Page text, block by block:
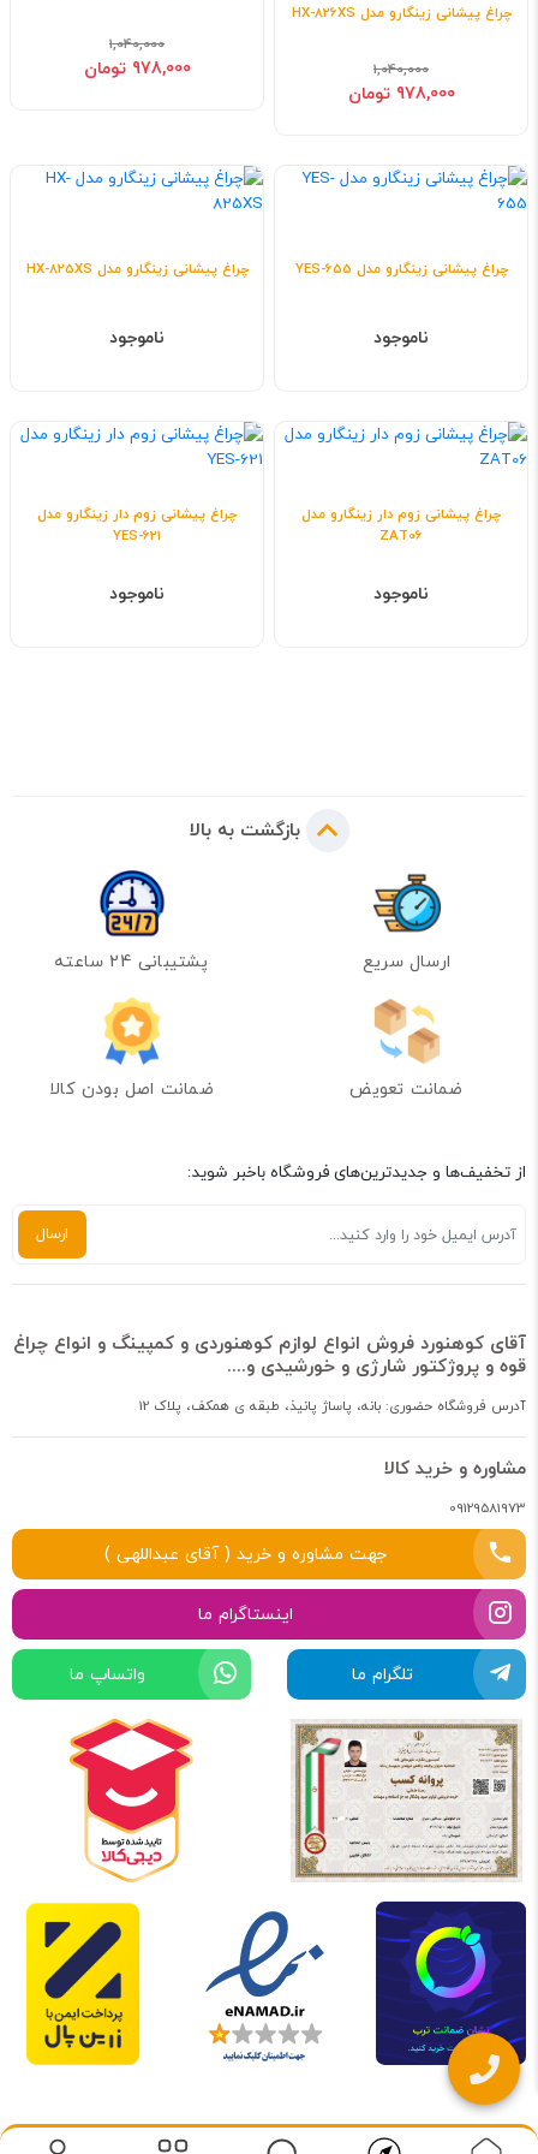
چراغ پیشانی زینگارو مدل HX-826XS
1,040,000
978,000 تومان
1,040,000
978,000 تومان
چراغ پیشانی زینگارو مدل YES-655
ناموجود
چراغ پیشانی زینگارو مدل HX-825XS
ناموجود
چراغ پیشانی زوم دار زینگارو مدل
ZAT06
ناموجود
چراغ پیشانی زوم دار زینگارو مدل
YES-621
ناموجود
بازگشت به بالا
ارسال سریع پشتیبانی 24 ساعته
ضمانت تعویض ضمانت اصل بودن کالا
از تخفیف‌ها و جدیدترین‌های فروشگاه باخبر شوید:
آقای کوهنورد فروش انواع لوازم کوهنوردی و کمپینگ و انواع چراغ
قوه و پروژکتور شارژی و خورشیدی و....
آدرس فروشگاه حضوری: بانه، پاساژ پانیذ، طبقه ی همکف، پلاک 12
مشاوره و خرید کالا
09129581973
جهت مشاوره و خرید ( آقای عبداللهی )
اینستاگرام ما
تلگرام ما
واتساپ ما